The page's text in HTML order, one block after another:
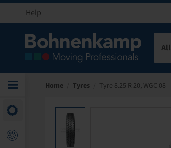
Help
All
Home Tyres Tyre 8.25 R 20, WGC 08